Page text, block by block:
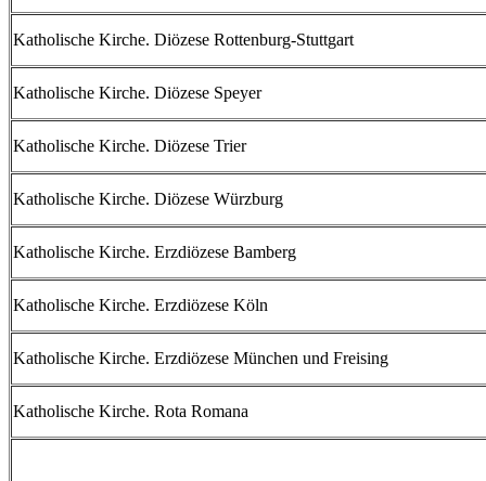
Katholische Kirche. Diözese Rottenburg-Stuttgart
Katholische Kirche. Diözese Speyer
Katholische Kirche. Diözese Trier
Katholische Kirche. Diözese Würzburg
Katholische Kirche. Erzdiözese Bamberg
Katholische Kirche. Erzdiözese Köln
Katholische Kirche. Erzdiözese München und Freising
Katholische Kirche. Rota Romana